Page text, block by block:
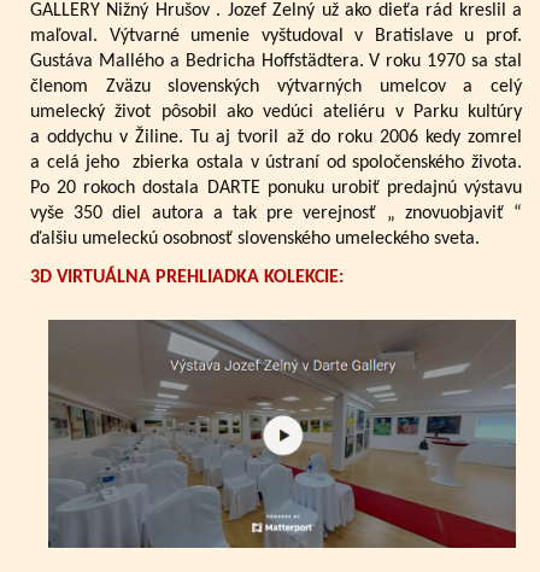
GALLERY Nižný Hrušov . Jozef Zelný už ako dieťa rád kreslil a
maľoval. Výtvarné umenie vyštudoval v Bratislave u prof.
Gustáva Mallého a Bedricha Hoffstädtera. V roku 1970 sa stal
členom Zväzu slovenských výtvarných umelcov a celý
umelecký život pôsobil ako vedúci ateliéru v Parku kultúry
a oddychu v Žiline. Tu aj tvoril až do roku 2006 kedy zomrel
a celá jeho zbierka ostala v ústraní od spoločenského života.
Po 20 rokoch dostala DARTE ponuku urobiť predajnú výstavu
vyše 350 diel autora a tak pre verejnosť „ znovuobjaviť “
ďalšiu umeleckú osobnosť slovenského umeleckého sveta.
3D VIRTUÁLNA PREHLIADKA KOLEKCIE: